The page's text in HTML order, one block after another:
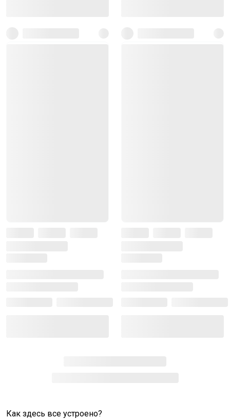
Как здесь все устроено?